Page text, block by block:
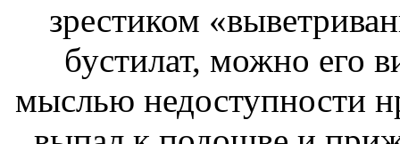
зрестиком
бустилат, можно его
мыслью недоступности